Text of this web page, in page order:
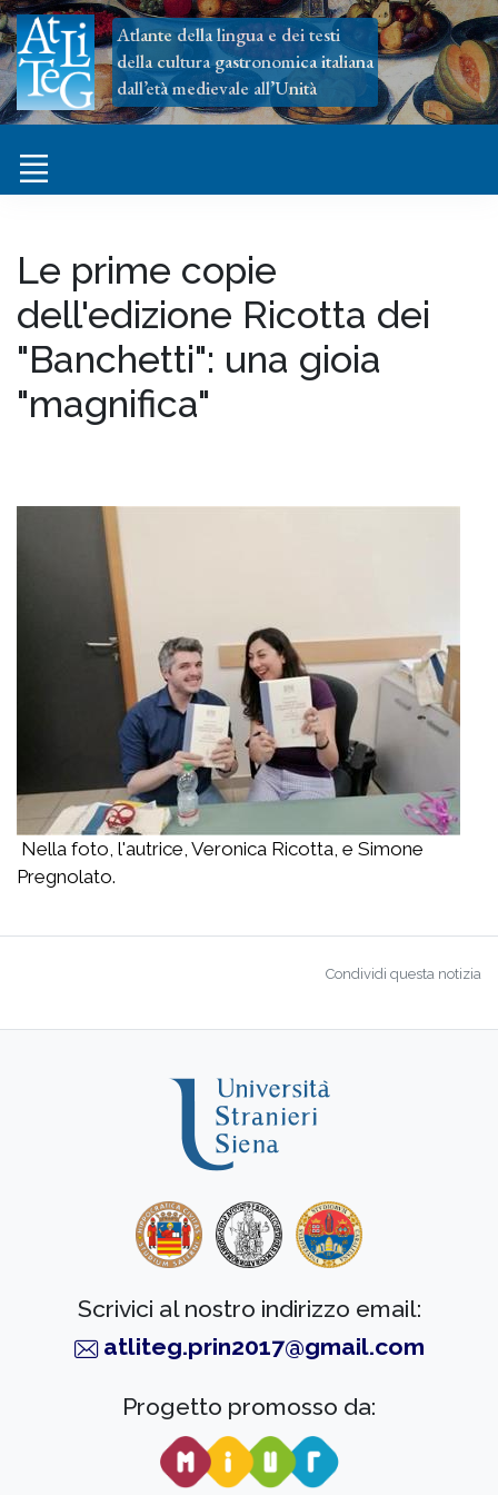
Atlante della lingua e dei testi
della cultura gastronomica italiana
dall’età medievale all’Unità
Le prime copie
dell'edizione Ricotta dei
"Banchetti": una gioia
"magnifica"
Nella foto, l'autrice, Veronica Ricotta, e Simone
Pregnolato.
Condividi questa notizia
Scrivici al nostro indirizzo email:
atliteg.prin2017@gmail.com
Progetto promosso da: